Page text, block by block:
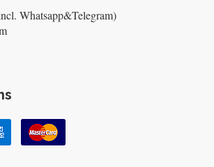
Whatsapp&Telegram)